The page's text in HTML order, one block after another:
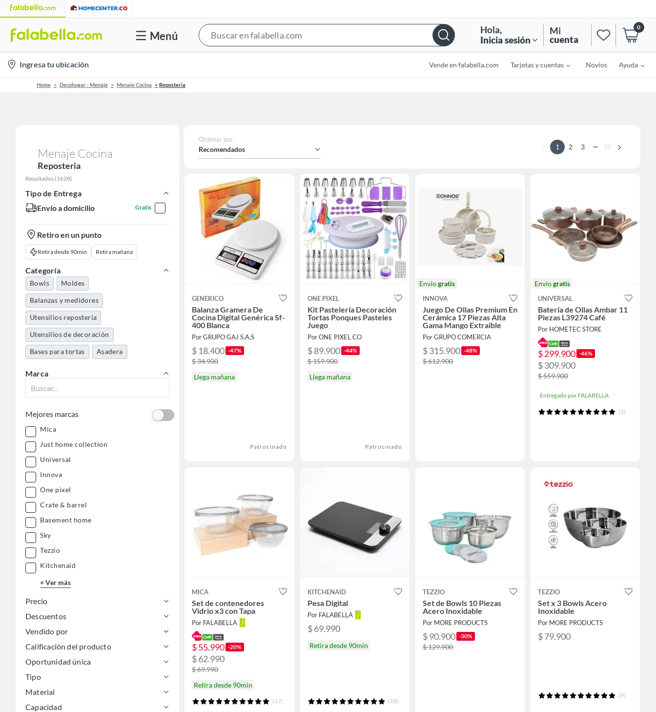
Menú
Bar
Hola,
Inicia sesión
Mi
cuenta
0
location-
icon
Ingresa tu ubicación Vende en falabella.com Tarjetas y cuentas Novios Ayuda
Home Decohogar - Menaje Menaje Cocina Reposteria
Menaje Cocina
Reposteria
Resultados (1628)
Tipo de Entrega
Envío a domicilio
Gratis
Retiro en un punto
Retira desde 90min Retira mañana
Categoría
Bowls Moldes
Balanzas y medidores
Utensilios repostería
Utensilios de decoración
Bases para tortas Asadera
Marca
Mejores marcas
Mica
Just home collection
Universal
Innova
One pixel
Crate & barrel
Basement home
Sky
Tezzio
Kitchenaid
+ Ver más
Precio
Descuentos
Vendido por
Calificación del producto
Oportunidad única
Tipo
Material
Capacidad
Ordenar por:
Recomendados 1 2 3 ... 34
GENERICO
Balanza Gramera De
Cocina Digital Genérica Sf-
400 Blanca
Por GRUPO GAJ S.A.S
$ 18.400 -47%
$ 34.900
Llega mañana
Patrocinado
ONE PIXEL
Kit Pastelería Decoración
Tortas Ponques Pasteles
Juego
Por ONE PIXEL CO
$ 89.900 -44%
$ 159.900
Llega mañana
Patrocinado
Envíogratis
INNOVA
Juego De Ollas Premium En
Cerámica 17 Piezas Alta
Gama Mango Extraible
Por GRUPO COMERCIA
$ 315.900 -48%
$ 612.900
Envíogratis
UNIVERSAL
Batería de Ollas Ambar 11
Piezas L39274 Café
Por HOMETEC STORE
$ 299.900 -46%
$ 309.900
$ 559.900
Entregado por FALABELLA
(2)
MICA
Set de contenedores
Vidrio x3 con Tapa
Por FALABELLA
$ 55.990 -20%
$ 62.990
$ 69.990
Retira desde 90min
(17)
KITCHENAID
Pesa Digital
Por FALABELLA
$ 69.990
Retira desde 90min
(18)
TEZZIO
Set de Bowls 10 Piezas
Acero Inoxidable
Por MORE PRODUCTS
$ 90.900 -30%
$ 129.900
TEZZIO
Set x 3 Bowls Acero
Inoxidable
Por MORE PRODUCTS
$ 79.900
(9)